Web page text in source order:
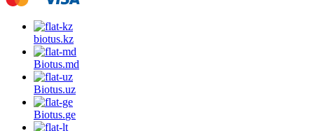
biotus.kz
Biotus.md
Biotus.uz
Biotus.ge